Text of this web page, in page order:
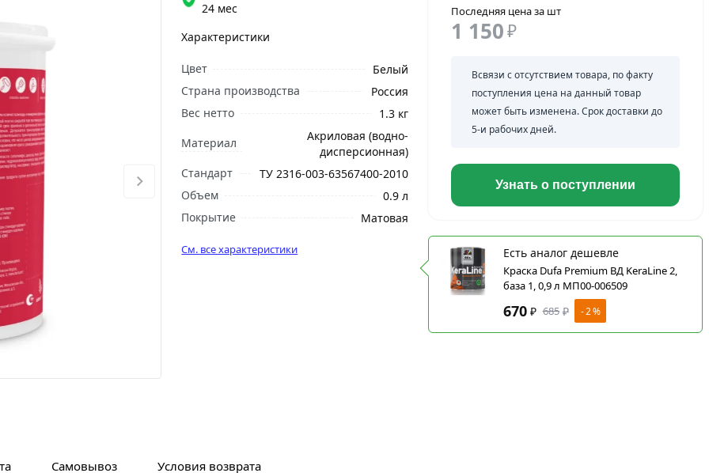
24 мес
Характеристики
Цвет
Белый
Страна производства
Россия
Вес нетто
1.3 кг
Материал
Акриловая (водно-
дисперсионная)
Стандарт
ТУ 2316-003-63567400-2010
Объем
0.9 л
Покрытие
Матовая
См. все характеристики
Последняя цена за шт
1 150₽
Всвязи с отсутствием товара, по факту
поступления цена на данный товар
может быть изменена. Срок доставки до
5-и рабочих дней.
Узнать о поступлении
Есть аналог дешевле
Краска Dufa Premium ВД KeraLine 2,
база 1, 0,9 л МП00-006509
670 ₽ 685 ₽ - 2 %
Самовывоз Условия возврата